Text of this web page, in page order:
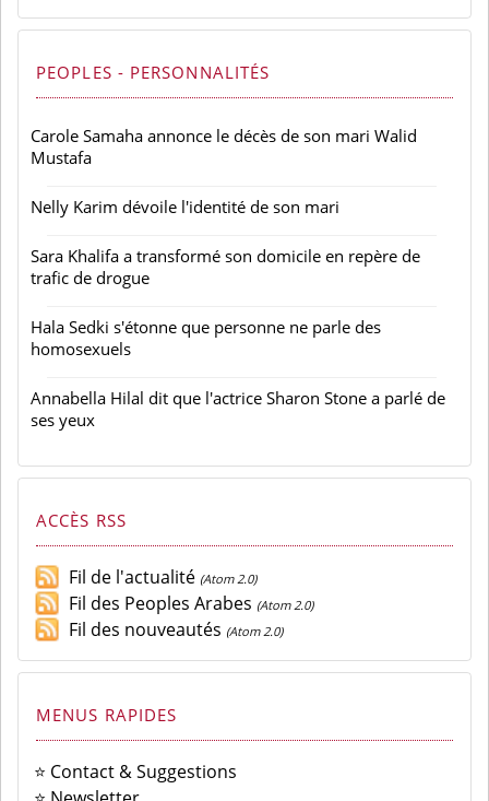
PEOPLES - PERSONNALITÉS
Carole Samaha annonce le décès de son mari Walid
Mustafa
Nelly Karim dévoile l'identité de son mari
Sara Khalifa a transformé son domicile en repère de
trafic de drogue
Hala Sedki s'étonne que personne ne parle des
homosexuels
Annabella Hilal dit que l'actrice Sharon Stone a parlé de
ses yeux
ACCÈS RSS
Fil de l'actualité (Atom 2.0)
Fil des Peoples Arabes (Atom 2.0)
Fil des nouveautés (Atom 2.0)
MENUS RAPIDES
⭐ Contact & Suggestions